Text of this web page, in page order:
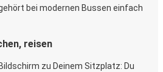
bei modernen Bussen einfach
reisen
zu Deinem Sitzplatz: Du